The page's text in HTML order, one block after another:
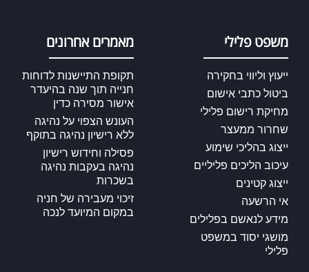
משפט פלילי
ייעוץ וליווי בחקירה
ביטול כתבי אישום
מחיקת רישום פלילי
שחרור ממעצר
ייצוג בהליכי שימוע
עיכוב הליכים פליליים
ייצוג קטינים
אי הרשעה
מידע לנאשם בפלילים
מושגי יסוד במשפט
פלילי
מאמרים אחרונים
תקופת התיישנות לדוחות
חנייה תוך שנה בהיעדר
אישור מסירה כדין
העונש הצפוי על נהיגה
ללא רישיון נהיגה בתוקף
פסילה וחידוש רישיון
נהיגה בעקבות נהיגה
בשכרות
זיכוי מעבירה של חניה
במקום המיועד לנכה